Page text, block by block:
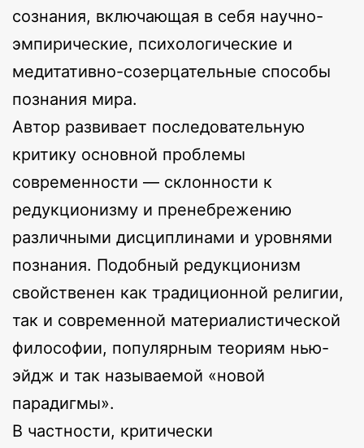
сознания, включающая в себя научно-
эмпирические, психологические и
медитативно-созерцательные способы
познания мира.
Автор развивает последовательную
критику основной проблемы
современности — склонности к
редукционизму и пренебрежению
различными дисциплинами и уровнями
познания. Подобный редукционизм
свойственен как традиционной религии,
так и современной материалистической
философии, популярным теориям нью-
эйдж и так называемой «новой
парадигмы».
В частности, критически